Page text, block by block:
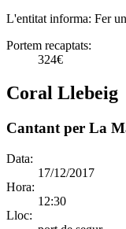
L'entitat informa: Fer
Portem recaptats:
324€
Coral Llebeig
Cantant per La
Data:
17/12/2017
Hora:
12:30
Lloc: